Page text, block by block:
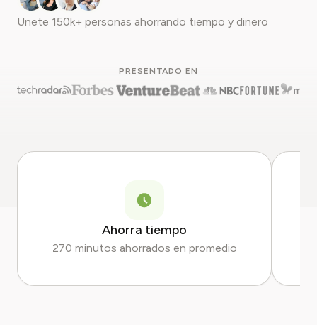
Unete 150k+ personas ahorrando tiempo y dinero
PRESENTADO EN
Ahorra tiempo
270 minutos ahorrados en promedio